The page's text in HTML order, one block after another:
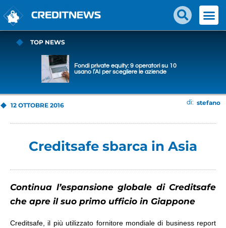
TOP NEWS
Fondi private equity: 9 operatori su 10
usano l’AI per scegliere le aziende
12 OTTOBRE 2016 di: stefano
Creditsafe sbarca in Asia
Continua l’espansione globale di Creditsafe
che apre il suo primo ufficio in Giappone
Creditsafe, il più utilizzato fornitore mondiale di business report